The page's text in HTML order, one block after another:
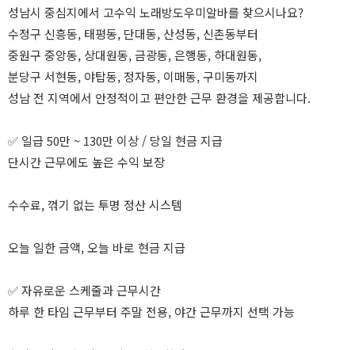
성남시 중심지에서 고수익 노래방도우미알바를 찾으시나요?
수정구 신흥동, 태평동, 단대동, 산성동, 신촌동부터
중원구 중앙동, 상대원동, 금광동, 은행동, 하대원동,
분당구 서현동, 야탑동, 정자동, 이매동, 구미동까지
성남 전 지역에서 안정적이고 편안한 근무 환경을 제공합니다.
✅ 일급 50만 ~ 130만 이상 / 당일 현금 지급
단시간 근무에도 높은 수익 보장
수수료, 꺾기 없는 투명 정산 시스템
오늘 일한 금액, 오늘 바로 현금 지급
✅ 자유로운 스케줄과 근무시간
하루 한 타임 근무부터 주말 전용, 야간 근무까지 선택 가능